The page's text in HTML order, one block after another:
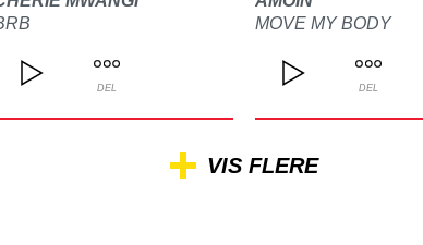
DEL
MOVE MY BODY
DEL
VIS FLERE